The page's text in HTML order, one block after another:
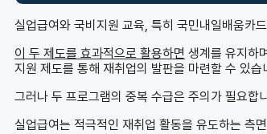
실업급여와 국비지원 교육, 특히 국민내일배움
이 두 제도를 효과적으로 활용하면 생계를 유지하
지원 제도를 통해 재취업의 발판을 마련할 수 있습
그러나 두 프로그램의 중복 수급은 주의가 필요합
실업급여는 적극적인 재취업 활동을 유도하는 측